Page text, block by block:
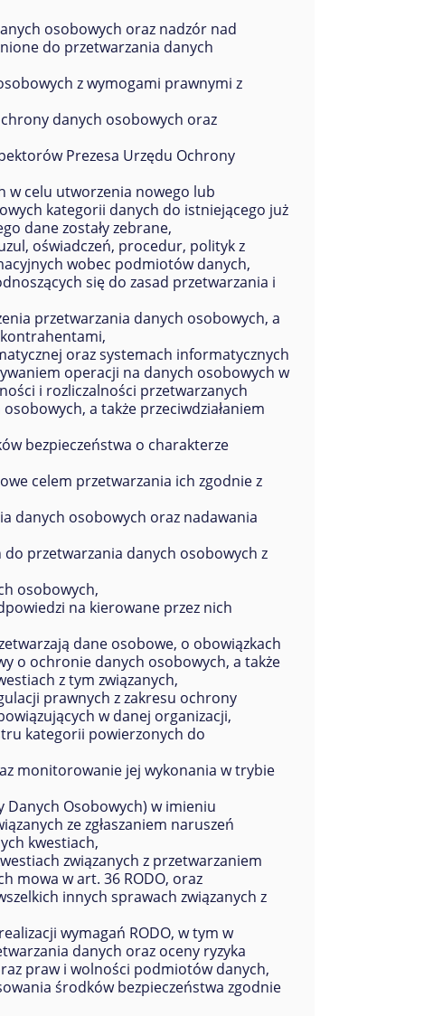
osobowych oraz nadzór nad
do przetwarzania danych
z wymogami prawnymi z
danych osobowych oraz
Prezesa Urzędu Ochrony
w celu utworzenia nowego lub
kategorii danych do istniejącego już
dane zostały zebrane,
oświadczeń, procedur, polityk z
wobec podmiotów danych,
się do zasad przetwarzania i
przetwarzania danych osobowych, a
oraz systemach informatycznych
operacji na danych osobowych w
i rozliczalności przetwarzanych
a także przeciwdziałaniem
bezpieczeństwa o charakterze
celem przetwarzania ich zgodnie z
danych osobowych oraz nadawania
przetwarzania danych osobowych z
osobowych,
na kierowane przez nich
dane osobowe, o obowiązkach
o ochronie danych osobowych, a także
z tym związanych,
prawnych z zakresu ochrony
w danej organizacji,
kategorii powierzonych do
monitorowanie jej wykonania w trybie
Danych Osobowych) w imieniu
ze zgłaszaniem naruszeń
kwestiach,
związanych z przetwarzaniem
mowa w art. 36 RODO, oraz
innych sprawach związanych z
wymagań RODO, w tym w
danych oraz oceny ryzyka
praw i wolności podmiotów danych,
środków bezpieczeństwa zgodnie